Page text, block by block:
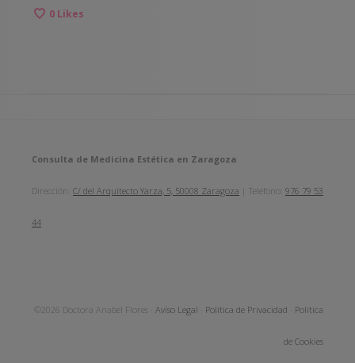
0 Likes
Consulta de Medicina Estética en Zaragoza
Dirección: C/ del Arquitecto Yarza, 5, 50008 Zaragoza | Teléfono: 976 79 53
44
©2026 Doctora Anabel Flores · Aviso Legal · Política de Privacidad · Política
de Cookies